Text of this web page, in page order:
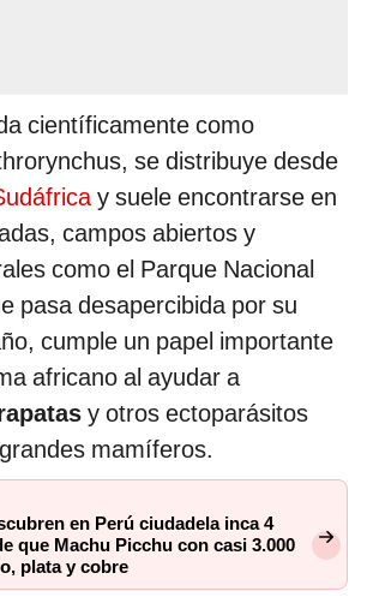
científicamente como
se distribuye desde
y suele encontrarse en
campos abiertos y
como el Parque Nacional
pasa desapercibida por su
cumple un papel importante
africano al ayudar a
y otros ectoparásitos
mamíferos.
en Perú ciudadela inca 4
que Machu Picchu con casi 3.000
plata y cobre